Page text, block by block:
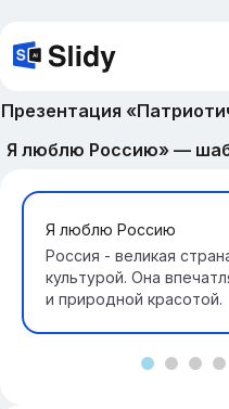
Презентация
Я люблю Россию» —
Я люблю Россию
Россия - великая
культурой. Она
и природной красотой.